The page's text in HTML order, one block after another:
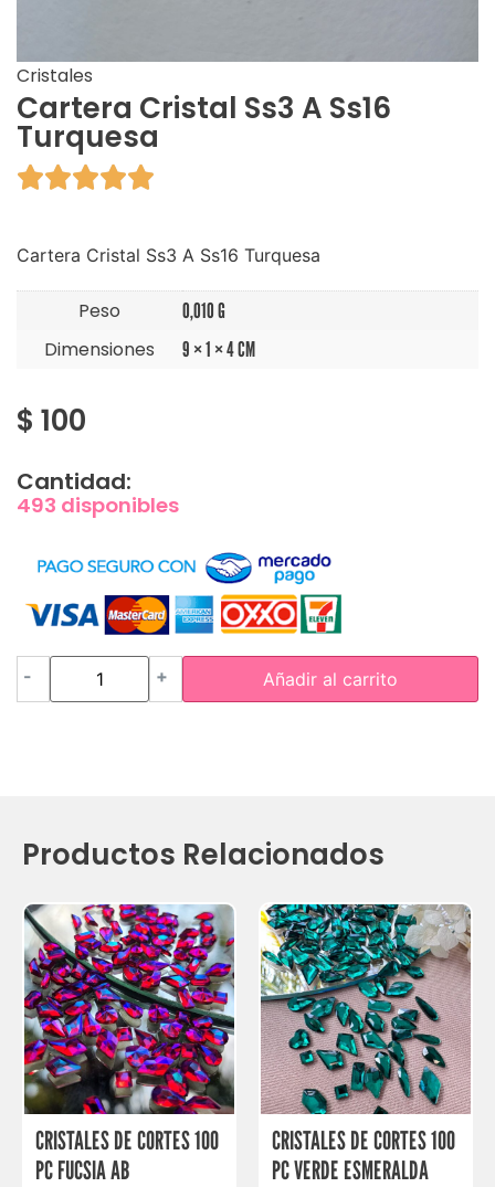
Cristales
Cartera Cristal Ss3 A Ss16
Turquesa

Cartera Cristal Ss3 A Ss16 Turquesa
Peso 0,010 G
Dimensiones 9 × 1 × 4 CM
$ 100
Cantidad:
493 disponibles
- + Añadir al carrito
Productos Relacionados
CRISTALES DE CORTES 100
PC FUCSIA AB
CRISTALES DE CORTES 100
PC VERDE ESMERALDA